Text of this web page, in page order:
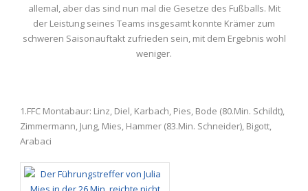
allemal, aber das sind nun mal die Gesetze des Fußballs. Mit
der Leistung seines Teams insgesamt konnte Krämer zum
schweren Saisonauftakt zufrieden sein, mit dem Ergebnis wohl
weniger.
1.FFC Montabaur: Linz, Diel, Karbach, Pies, Bode (80.Min. Schildt),
Zimmermann, Jung, Mies, Hammer (83.Min. Schneider), Bigott,
Arabaci